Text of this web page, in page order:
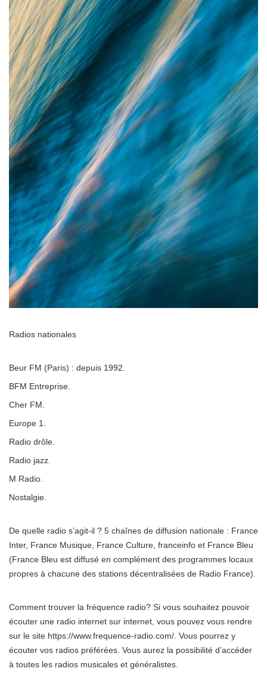
Radios nationales
Beur FM (Paris) : depuis 1992.
BFM Entreprise.
Cher FM.
Europe 1.
Radio drôle.
Radio jazz.
M Radio.
Nostalgie.
De quelle radio s’agit-il ? 5 chaînes de diffusion nationale : France
Inter, France Musique, France Culture, franceinfo et France Bleu
(France Bleu est diffusé en complément des programmes locaux
propres à chacune des stations décentralisées de Radio France).
Comment trouver la fréquence radio? Si vous souhaitez pouvoir
écouter une radio internet sur internet, vous pouvez vous rendre
sur le site https://www.frequence-radio.com/. Vous pourrez y
écouter vos radios préférées. Vous aurez la possibilité d’accéder
à toutes les radios musicales et généralistes.